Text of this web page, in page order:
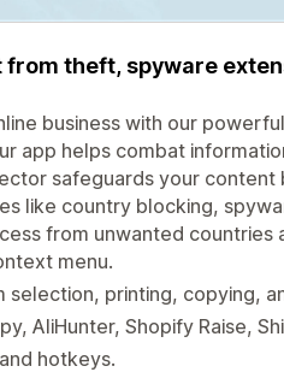
theft, spyware
business with our
app helps combat
safeguards your
like country blocking,
from unwanted countries
menu.
printing, copying,
AliHunter, Shopify Raise,
hotkeys.